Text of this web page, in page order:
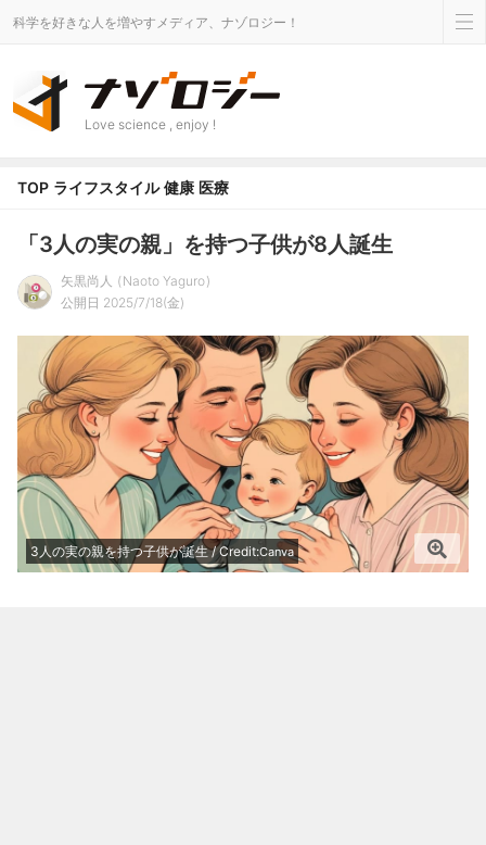
科学を好きな人を増やすメディア、ナゾロジー！
Love science , enjoy !
TOP ライフスタイル 健康 医療
「3人の実の親」を持つ子供が8人誕生
矢黒尚人
Naoto Yaguro
公開日 2025/7/18(金)
3人の実の親を持つ子供が誕生 / Credit:Canva